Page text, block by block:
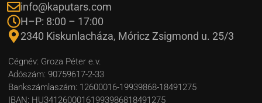
info@kaputars.com
H–P: 8:00 – 17:00
2340 Kiskunlacháza, Móricz Zsigmond u. 25/3
Cégnév: Groza Péter e.v.
Adószám: 90759617-2-33
Bankszámlaszám: 12600016-19939868-18491275
IBAN: HU34126000161993986818491275